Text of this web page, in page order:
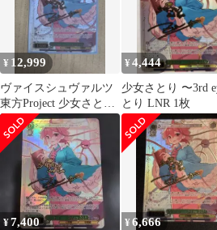
¥ 12,999
ヴァイスシュヴァルツ
東方Project 少女さとり
～3rd eyeさとり LNR
¥4,444
少女さとり 〜3rd
とり LNR 1枚
¥7,400 ¥6,666